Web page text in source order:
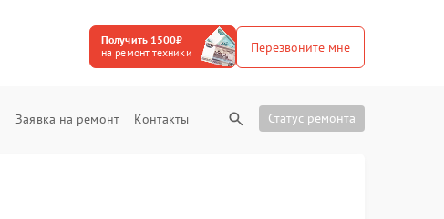
Получить 1500₽
на ремонт техники
Перезвоните мне
Заявка на ремонт Контакты Статус ремонта